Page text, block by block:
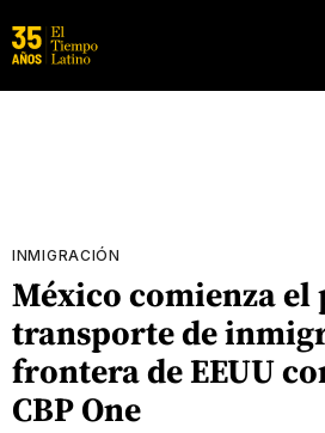
INMIGRACIÓN
México comienza el
transporte de
frontera de EEUU
CBP One